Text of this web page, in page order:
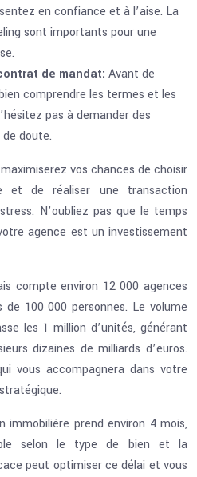
en confiance et à l’aise. La
sont importants pour une
de mandat: Avant de
comprendre les termes et les
pas à demander des
doute.
vos chances de choisir
et de réaliser une transaction
N’oubliez pas que le temps
agence est un investissement
compte environ 12 000 agences
100 000 personnes. Le volume
les 1 million d’unités, générant
dizaines de milliards d’euros.
vous accompagnera dans votre
immobilière prend environ 4 mois,
selon le type de bien et la
peut optimiser ce délai et vous